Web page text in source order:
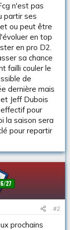
n'est pas
partir ses
ou peut être
en top
en pro D2.
sa chance
failli couler le
de
dernière mais
Jeff Dubois
pour
la saison sera
pour repartir
27
#2
prochains